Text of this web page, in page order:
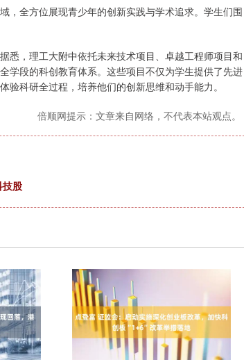
，全方位展现青少年的创新实践与学术追求。学生们围
悉，理工大附中依托未来技术项目、卓越工程师项目和
学段的科创教育体系。这些项目不仅为学生提供了先进
科研全过程，培养他们的创新思维和动手能力。
倍顺网提示：文章来自网络，不代表本站观点。
技股